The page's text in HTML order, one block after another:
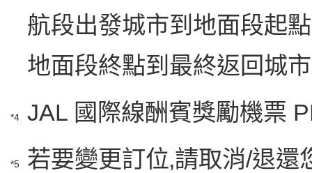
航段出發城市到地面段起
地面段終點到最終返回城
*4 JAL 國際線酬賓獎勵機票
*5
若要變更訂位‚請取消/退